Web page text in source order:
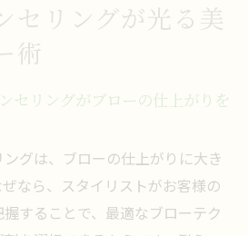
セリングが光る美
術
セリングがブローの仕上がりを
グは、ブローの仕上がりに大き
なら、スタイリストがお客様の
することで、最適なブローテク